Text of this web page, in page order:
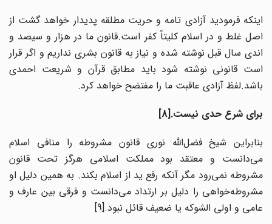
اینکه فرمودید آزادی تامه و حریت مطلقه پدیدار خواهد گشت از
اصل غلط و در اسلام کلیتاً کفر است.قانون ما در هزار و سیصد و
اندی سال قبل نوشته شده و نیاز به قانون بشری نداریم و اگر قرار
است قانونی نوشته شود باید مطابق قرآن و شریعت احمدی
باشد.لفظ آزادی عاقبت ما را مفتضح خواهد کرد.
برای شرع حدی نیست.[8]
بنابراین شیخ فضل‌الله نوری قانون مشروطه را منافی اسلام
می‌دانست و معتقد بود مملکت اسلامی هرگز تحت قانون
مشروطه نمی‌رود مگر آنکه رفع ید از اسلام بکند. به همین دلیل او
مشروطه‌خواهی را دلیل بر ارتداد می‌دانست و فرقی بین عارف و
عامی و اولی الشوکه یا ضعیف‌ قائل نبود.[9]